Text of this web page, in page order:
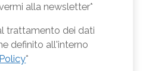
alla newsletter*
trattamento dei dati
definito all'interno
*